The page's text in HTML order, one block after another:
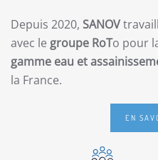
Depuis 2020, SANOV
avec le groupe RoTo pour
gamme eau et
la France.
EN